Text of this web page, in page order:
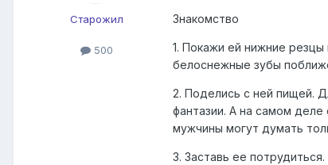
Старожил
500
Знакомство
1. Покажи ей нижние
белоснежные зубы
2. Поделись с ней пищей.
фантазии. А на самом
мужчины могут думать
3. Заставь ее